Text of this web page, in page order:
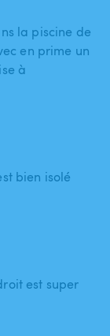
la piscine de
en prime un
à
bien isolé
est super